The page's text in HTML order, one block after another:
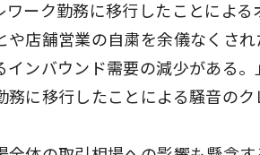
ワーク勤務に移行したことによ
や店舗営業の自粛を余儀なくさ
ンバウンド需要の減少がある。
務に移行したことによる騒音の